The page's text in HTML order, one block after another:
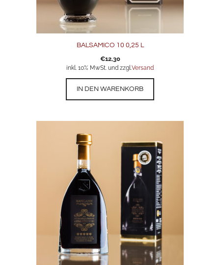
BALSAMICO 10 0,25 L
€12,30
inkl. 10% MwSt. und zzgl.Versand
IN DEN WARENKORB